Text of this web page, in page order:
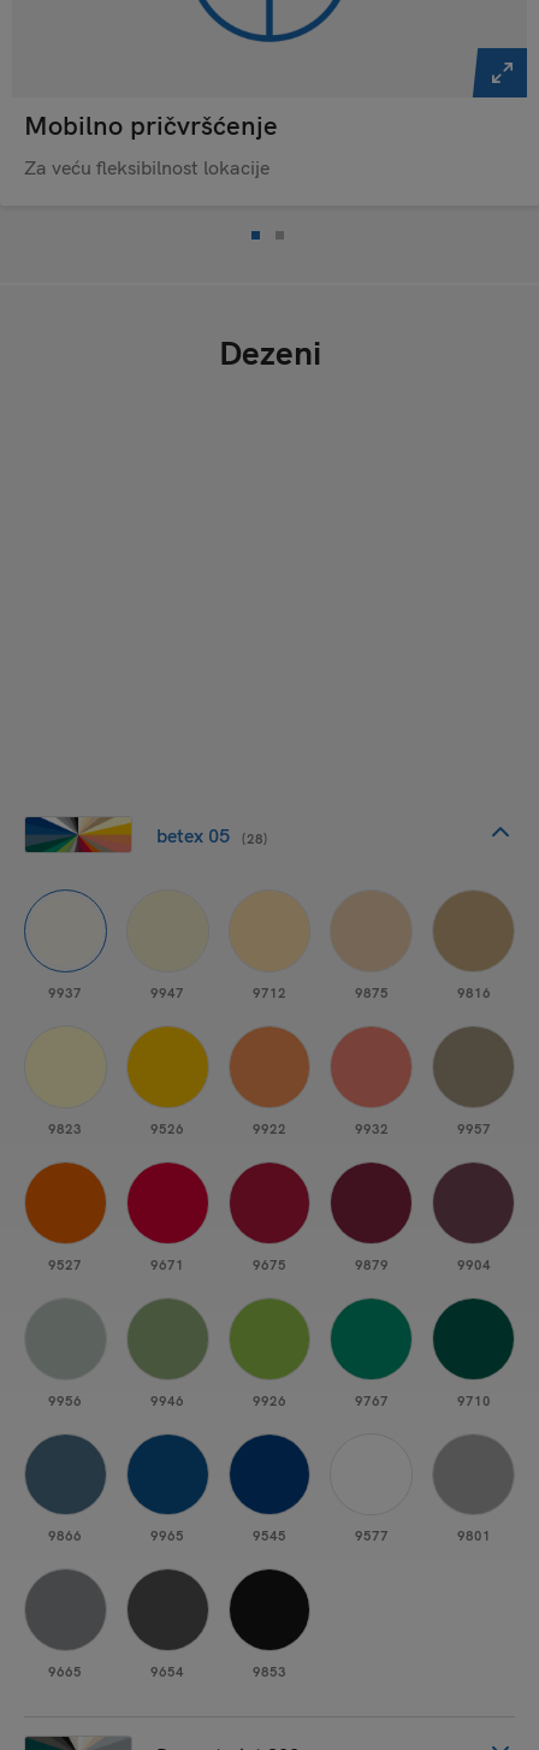
Mobilno pričvršćenje
Za veću fleksibilnost lokacije
Dezeni
betex 05 (28)
9937 9947 9712 9875 9816
9823 9526 9922 9932 9957
9527 9671 9675 9879 9904
9956 9946 9926 9767 9710
9866 9965 9545 9577 9801
9665 9654 9853